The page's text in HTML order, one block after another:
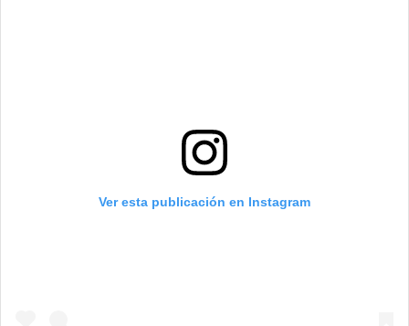
Ver esta publicación en Instagram